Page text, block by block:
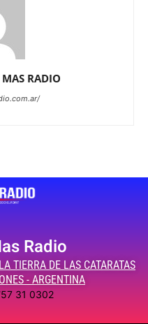
RADIO
Radio
TIERRA DE LAS CATARATAS
- ARGENTINA
31 0302